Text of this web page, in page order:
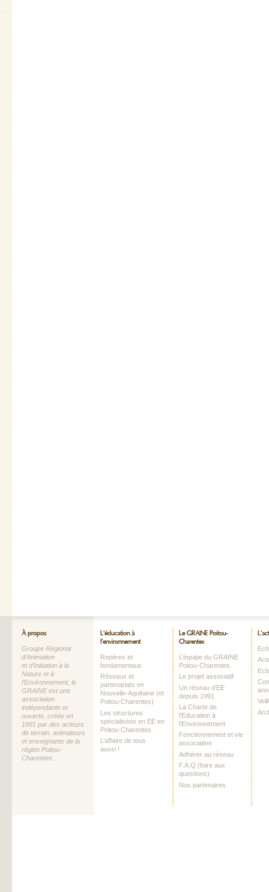
À propos
Groupe Régional
d’Animation
et d’Initiation à la
Nature et à
l’Environnement, le
GRAINE est une
association
indépendante et
ouverte, créée en
1991 par des acteurs
de terrain, animateurs
et enseignants de la
région Poitou-
Charentes.
L’éducation à
l’environnement
Repères et
fondamentaux
Réseaux et
partenariats en
Nouvelle-Aquitaine (et
Poitou-Charentes)
Les structures
spécialisées en EE en
Poitou-Charentes
L’affaire de tous
aussi !
Le GRAINE Poitou-
Charentes
L’équipe du GRAINE
Poitou-Charentes
Le projet associatif
Un réseau d’EE
depuis 1991
La Charte de
l’Education à
l’Environnement
Fonctionnement et vie
associative
Adhérer au réseau
F.A.Q (foire aux
questions)
Nos partenaires